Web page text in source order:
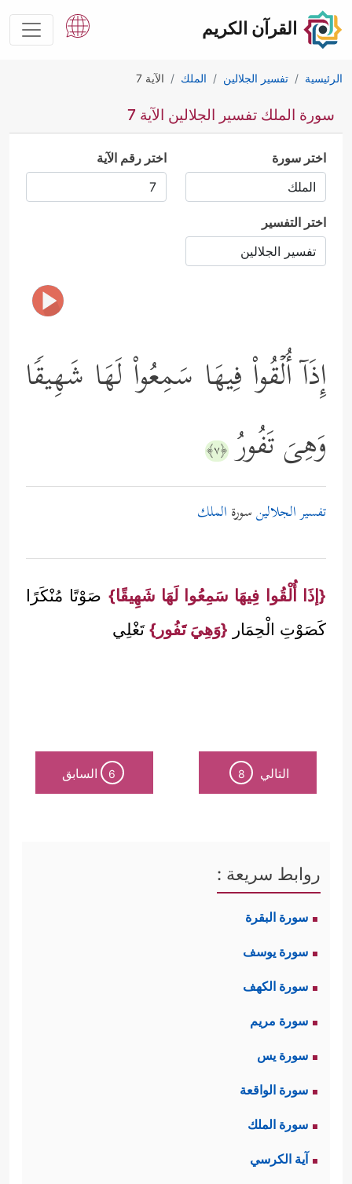
القرآن الكريم
الرئيسية تفسير الجلالين الملك الآية 7
سورة الملك تفسير الجلالين الآية 7
اختر سورة اختر رقم الآية
اختر التفسير
إِذَاۤ أُلۡقُواْ فِیهَا سَمِعُواْ لَهَا شَهِیقࣰا
وَهِیَ تَفُورُ ﴿٧﴾
تفسير الجلالينسورة الملك
{إذَا أُلْقُوا فِيهَا سَمِعُوا لَهَا شَهِيقًا} صَوْتًا مُنْكَرًا
كَصَوْتِ الْحِمَار {وَهِيَ تَفُور} تَغْلِي
التالي 8
6 السابق
روابط سريعة :
سورة البقرة
سورة يوسف
سورة الكهف
سورة مريم
سورة يس
سورة الواقعة
سورة الملك
آية الكرسي